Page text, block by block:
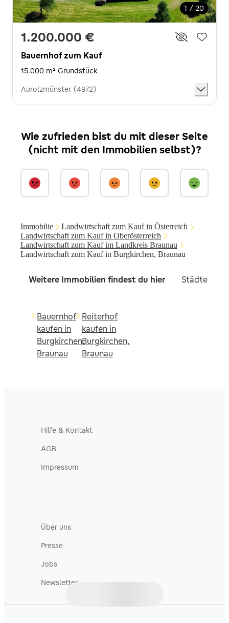
1 / 20
1.200.000 €
Bauernhof zum Kauf
15.000 m² Grundstück
Aurolzmünster (4972)
Wie zufrieden bist du mit dieser Seite
(nicht mit den Immobilien selbst)?
Immobilie
Landwirtschaft zum Kauf in Österreich
Landwirtschaft zum Kauf in Oberösterreich
Landwirtschaft zum Kauf im Landkreis Braunau
Landwirtschaft zum Kauf in Burgkirchen, Braunau
Weitere Immobilien findest du hier Städte in
Bauernhof
kaufen in
Burgkirchen,
Braunau
Reiterhof
kaufen in
Burgkirchen,
Braunau
Hilfe & Kontakt
AGB
Impressum
Über uns
Presse
Jobs
Newsletter